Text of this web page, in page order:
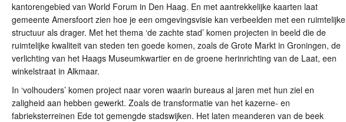
kantorengebied van World Forum in Den Haag. En met aantrekkelijke kaarten laat
gemeente Amersfoort zien hoe je een omgevingsvisie kan verbeelden met een ruimtelijke
structuur als drager. Met het thema ‘de zachte stad’ komen projecten in beeld die de
ruimtelijke kwaliteit van steden ten goede komen, zoals de Grote Markt in Groningen, de
verlichting van het Haags Museumkwartier en de groene herinrichting van de Laat, een
winkelstraat in Alkmaar.
In ‘volhouders’ komen project naar voren waarin bureaus al jaren met hun ziel en
zaligheid aan hebben gewerkt. Zoals de transformatie van het kazerne- en
fabrieksterreinen Ede tot gemengde stadswijken. Het laten meanderen van de beek